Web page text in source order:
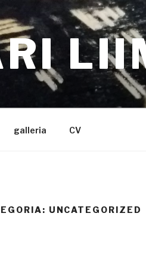
galleria CV
UNCATEGORIZED